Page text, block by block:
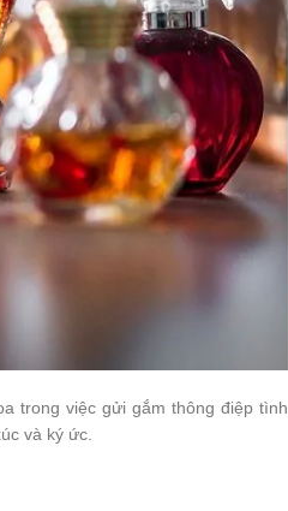
trong việc gửi gắm thông điệp tình
và ký ức.